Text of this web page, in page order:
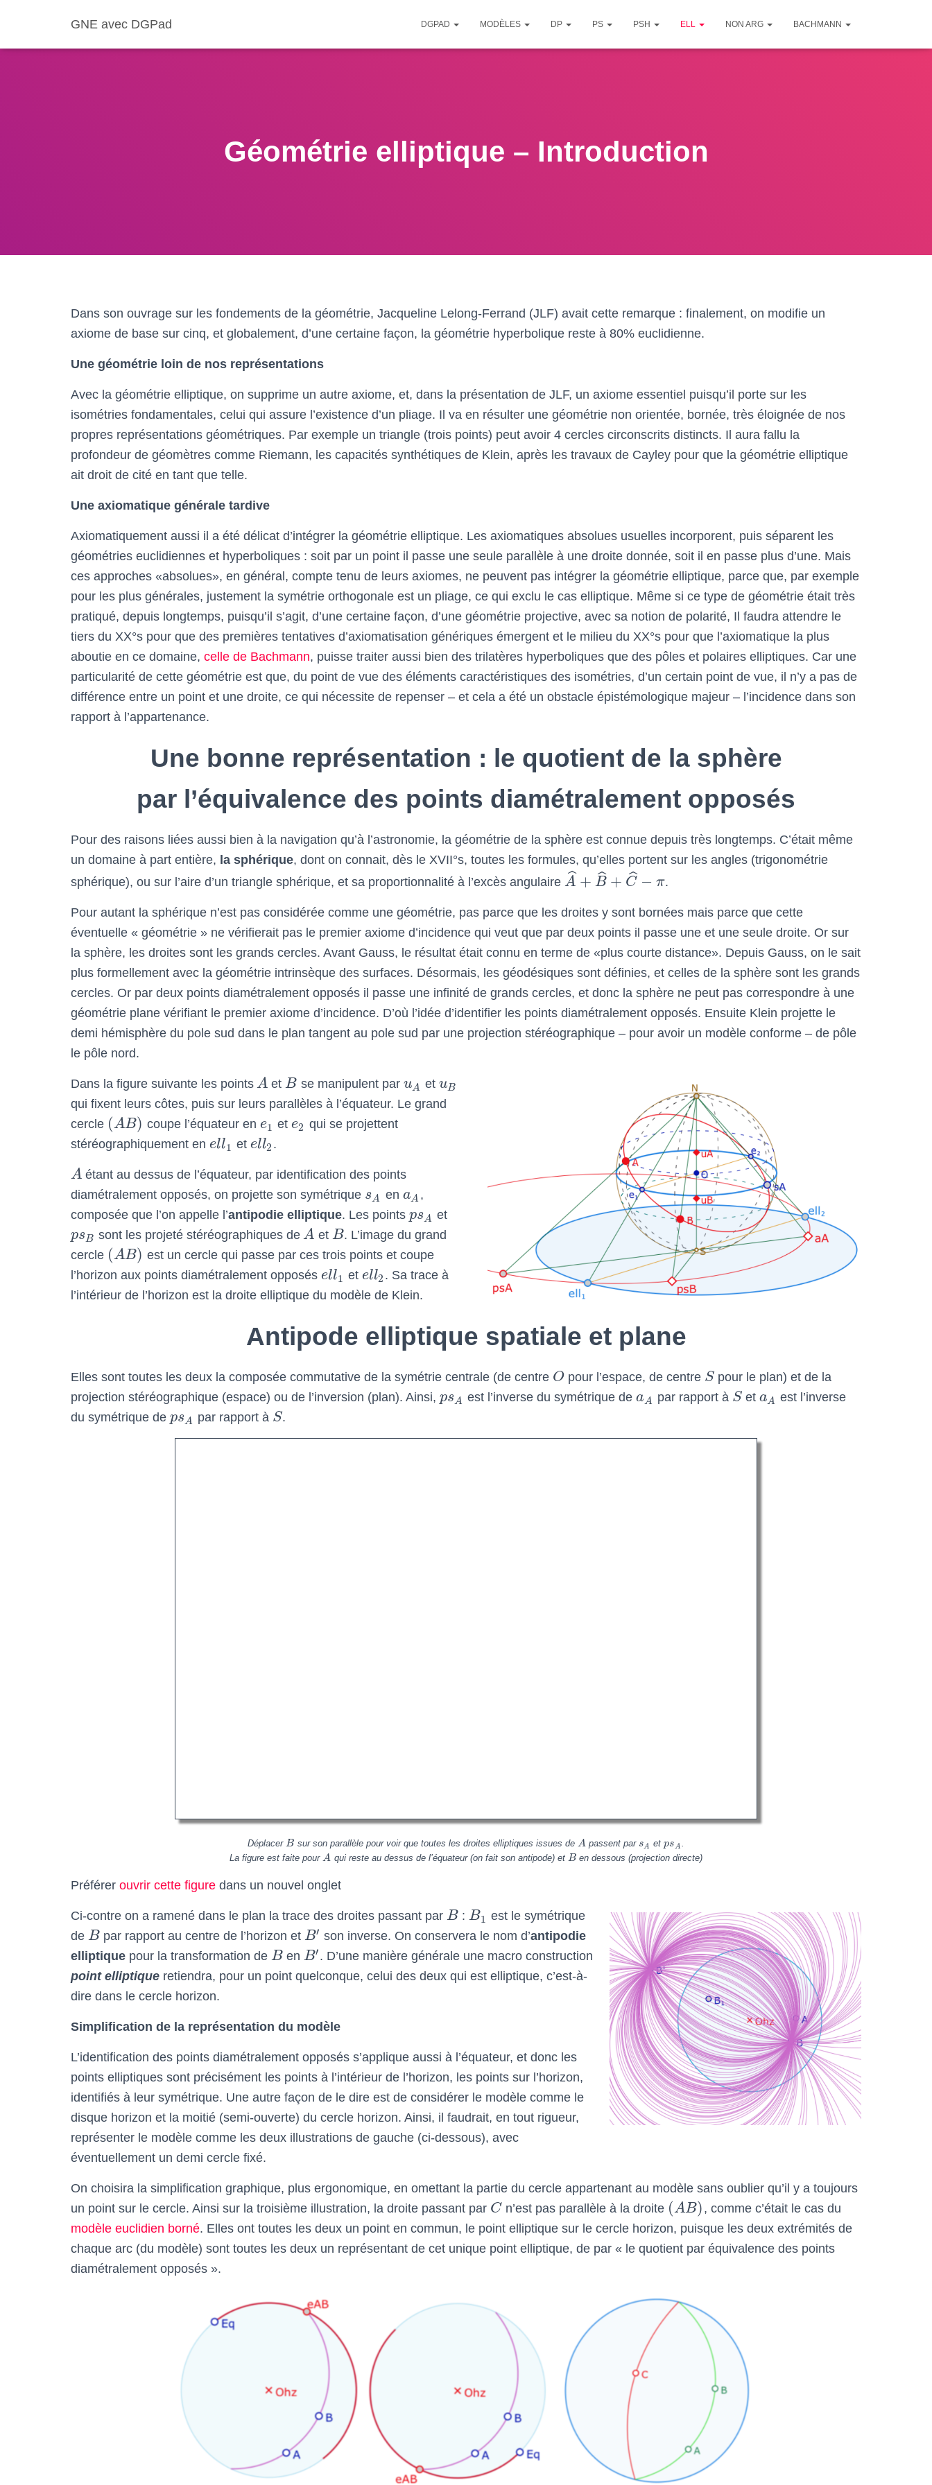
GNE avec DGPad DGPAD MODÈLES DP PS PSH ELL NON ARG BACHMANN
Géométrie elliptique – Introduction
Dans son ouvrage sur les fondements de la géométrie, Jacqueline Lelong-Ferrand (JLF) avait cette remarque : finalement, on modifie un
axiome de base sur cinq, et globalement, d’une certaine façon, la géométrie hyperbolique reste à 80% euclidienne.
Une géométrie loin de nos représentations
Avec la géométrie elliptique, on supprime un autre axiome, et, dans la présentation de JLF, un axiome essentiel puisqu’il porte sur les
isométries fondamentales, celui qui assure l’existence d’un pliage. Il va en résulter une géométrie non orientée, bornée, très éloignée de nos
propres représentations géométriques. Par exemple un triangle (trois points) peut avoir 4 cercles circonscrits distincts. Il aura fallu la
profondeur de géomètres comme Riemann, les capacités synthétiques de Klein, après les travaux de Cayley pour que la géométrie elliptique
ait droit de cité en tant que telle.
Une axiomatique générale tardive
Axiomatiquement aussi il a été délicat d’intégrer la géométrie elliptique. Les axiomatiques absolues usuelles incorporent, puis séparent les
géométries euclidiennes et hyperboliques : soit par un point il passe une seule parallèle à une droite donnée, soit il en passe plus d’une. Mais
ces approches «absolues», en général, compte tenu de leurs axiomes, ne peuvent pas intégrer la géométrie elliptique, parce que, par exemple
pour les plus générales, justement la symétrie orthogonale est un pliage, ce qui exclu le cas elliptique. Même si ce type de géométrie était très
pratiqué, depuis longtemps, puisqu’il s’agit, d’une certaine façon, d’une géométrie projective, avec sa notion de polarité, Il faudra attendre le
tiers du XX°s pour que des premières tentatives d’axiomatisation génériques émergent et le milieu du XX°s pour que l’axiomatique la plus
aboutie en ce domaine, celle de Bachmann, puisse traiter aussi bien des trilatères hyperboliques que des pôles et polaires elliptiques. Car une
particularité de cette géométrie est que, du point de vue des éléments caractéristiques des isométries, d’un certain point de vue, il n’y a pas de
différence entre un point et une droite, ce qui nécessite de repenser – et cela a été un obstacle épistémologique majeur – l’incidence dans son
rapport à l’appartenance.
Une bonne représentation : le quotient de la sphère
par l’équivalence des points diamétralement opposés
Pour des raisons liées aussi bien à la navigation qu’à l’astronomie, la géométrie de la sphère est connue depuis très longtemps. C’était même
un domaine à part entière, la sphérique, dont on connait, dès le XVII°s, toutes les formules, qu’elles portent sur les angles (trigonométrie
sphérique), ou sur l’aire d’un triangle sphérique, et sa proportionnalité à l’excès angulaire A
ˆ + B
ˆ + C
ˆ − π.
Pour autant la sphérique n’est pas considérée comme une géométrie, pas parce que les droites y sont bornées mais parce que cette
éventuelle « géométrie » ne vérifierait pas le premier axiome d’incidence qui veut que par deux points il passe une et une seule droite. Or sur
la sphère, les droites sont les grands cercles. Avant Gauss, le résultat était connu en terme de «plus courte distance». Depuis Gauss, on le sait
plus formellement avec la géométrie intrinsèque des surfaces. Désormais, les géodésiques sont définies, et celles de la sphère sont les grands
cercles. Or par deux points diamétralement opposés il passe une infinité de grands cercles, et donc la sphère ne peut pas correspondre à une
géométrie plane vérifiant le premier axiome d’incidence. D’où l’idée d’identifier les points diamétralement opposés. Ensuite Klein projette le
demi hémisphère du pole sud dans le plan tangent au pole sud par une projection stéréographique – pour avoir un modèle conforme – de pôle
le pôle nord.
Dans la figure suivante les points A etB se manipulent par uA et uB
qui fixent leurs côtes, puis sur leurs parallèles à l’équateur. Le grand
cercle (AB) coupe l’équateur en e1 et e2 qui se projettent
stéréographiquement en ell1 et ell2 .
A étant au dessus de l’équateur, par identification des points
diamétralement opposés, on projette son symétrique sA en aA ,
composée que l’on appelle l’antipodie elliptique. Les points psA et
psB sont les projeté stéréographiques deA et B. L’image du grand
cercle (AB) est un cercle qui passe par ces trois points et coupe
l’horizon aux points diamétralement opposés ell1 et ell2 . Sa trace à
l’intérieur de l’horizon est la droite elliptique du modèle de Klein.
Antipode elliptique spatiale et plane
Elles sont toutes les deux la composée commutative de la symétrie centrale (de centre O pour l’espace, de centre S pour le plan) et de la
projection stéréographique (espace) ou de l’inversion (plan). Ainsi, psA est l’inverse du symétrique deaA par rapport à S et aA est l’inverse
du symétrique de psA par rapport à S.
DéplacerB sur son parallèle pour voir que toutes les droites elliptiques issues de Apassent par sA etpsA .
La figure est faite pourA qui reste au dessus de l’équateur (on fait son antipode) et Ben dessous (projection directe)
Préférer ouvrir cette figure dans un nouvel onglet
Ci-contre on a ramené dans le plan la trace des droites passant par B :B1 est le symétrique
de B par rapport au centre de l’horizon etB′ son inverse. On conservera le nom d’antipodie
elliptique pour la transformation de B enB′. D’une manière générale une macro construction
point elliptique retiendra, pour un point quelconque, celui des deux qui est elliptique, c’est-à-
dire dans le cercle horizon.
Simplification de la représentation du modèle
L’identification des points diamétralement opposés s’applique aussi à l’équateur, et donc les
points elliptiques sont précisément les points à l’intérieur de l’horizon, les points sur l’horizon,
identifiés à leur symétrique. Une autre façon de le dire est de considérer le modèle comme le
disque horizon et la moitié (semi-ouverte) du cercle horizon. Ainsi, il faudrait, en tout rigueur,
représenter le modèle comme les deux illustrations de gauche (ci-dessous), avec
éventuellement un demi cercle fixé.
On choisira la simplification graphique, plus ergonomique, en omettant la partie du cercle appartenant au modèle sans oublier qu’il y a toujours
un point sur le cercle. Ainsi sur la troisième illustration, la droite passant par C n’est pas parallèle à la droite (AB) , comme c’était le cas du
modèle euclidien borné. Elles ont toutes les deux un point en commun, le point elliptique sur le cercle horizon, puisque les deux extrémités de
chaque arc (du modèle) sont toutes les deux un représentant de cet unique point elliptique, de par « le quotient par équivalence des points
diamétralement opposés ».